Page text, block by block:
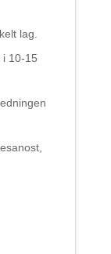
lag.
10-15